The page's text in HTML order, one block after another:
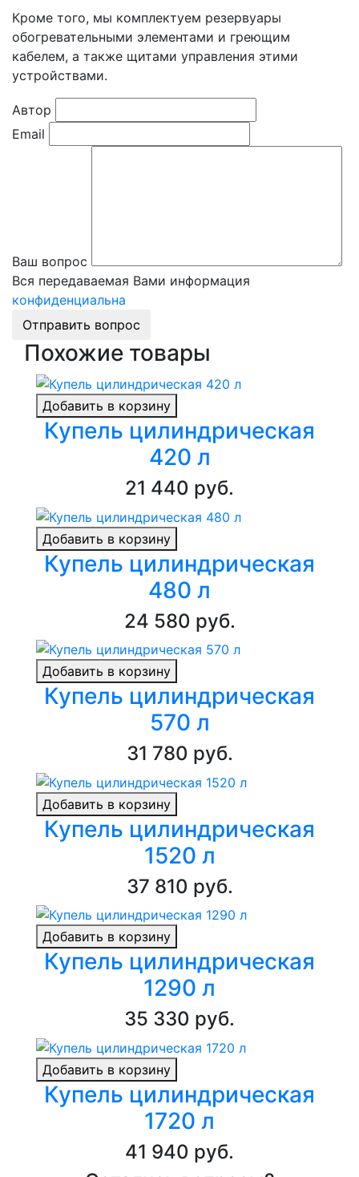
Кроме того, мы комплектуем резервуары
обогревательными элементами и греющим
кабелем, а также щитами управления этими
устройствами.
Автор
Email
Ваш вопрос
Вся передаваемая Вами информация
конфиденциальна
Отправить вопрос
Похожие товары
Добавить в корзину
Купель цилиндрическая
420 л
21 440 руб.
Добавить в корзину
Купель цилиндрическая
480 л
24 580 руб.
Добавить в корзину
Купель цилиндрическая
570 л
31 780 руб.
Добавить в корзину
Купель цилиндрическая
1520 л
37 810 руб.
Добавить в корзину
Купель цилиндрическая
1290 л
35 330 руб.
Добавить в корзину
Купель цилиндрическая
1720 л
41 940 руб.